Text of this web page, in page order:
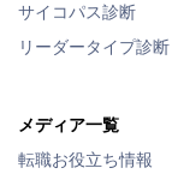
サイコパス診断
リーダータイプ診断
メディア一覧
転職お役立ち情報